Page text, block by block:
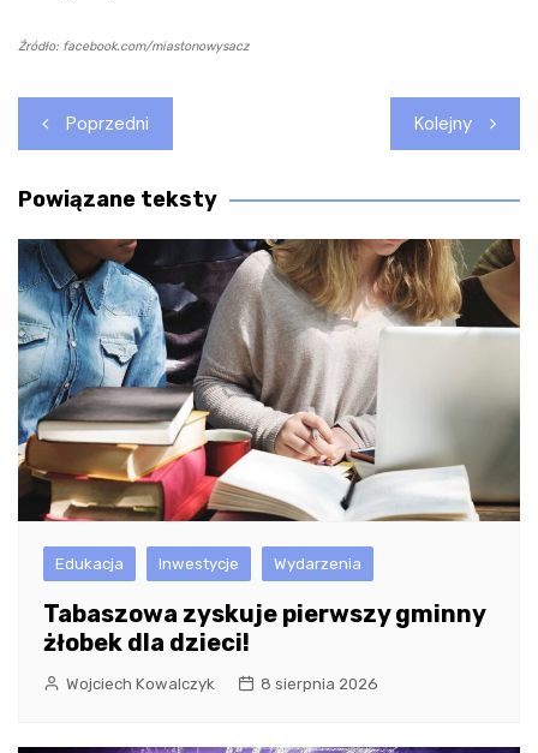
Źródło: facebook.com/miastonowysacz
Nawigacja
wpisu
Poprzedni Kolejny
Powiązane teksty
Edukacja Inwestycje Wydarzenia
Tabaszowa zyskuje pierwszy gminny
żłobek dla dzieci!
Wojciech Kowalczyk 8 sierpnia 2026